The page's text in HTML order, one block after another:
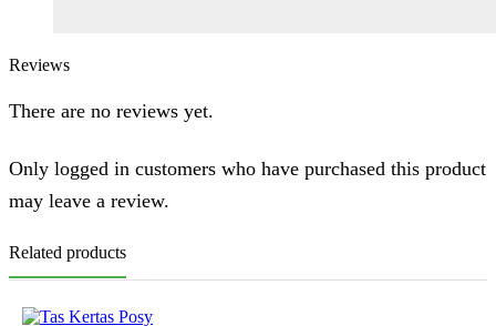
Reviews
There are no reviews yet.
Only logged in customers who have purchased this product
may leave a review.
Related products